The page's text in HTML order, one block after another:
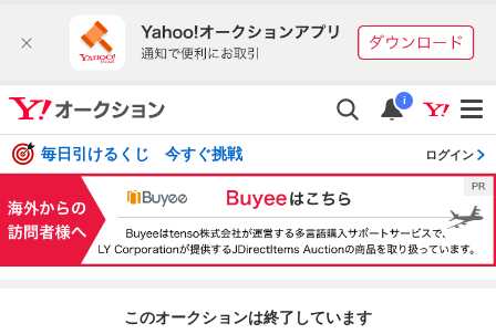
i
毎日引けるくじ 今すぐ挑戦 ログイン
このオークションは終了しています